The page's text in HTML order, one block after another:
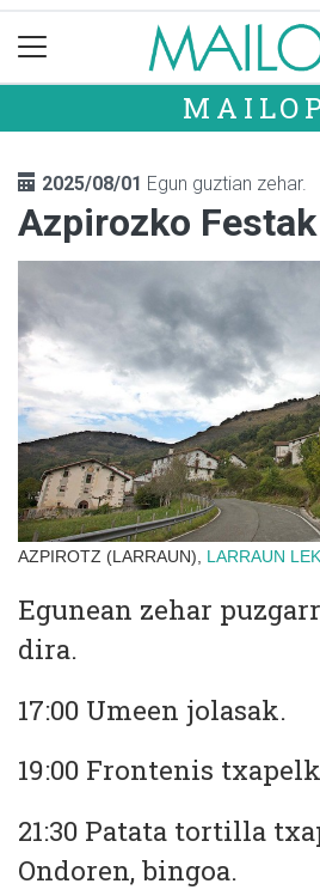
2025/08/01 Egun guztian zehar.
Azpirozko Festak
AZPIROTZ (LARRAUN), LARRAUN
Egunean zehar
dira.
17:00 Umeen jolasak.
19:00 Frontenis
21:30 Patata tortilla
Ondoren, bingoa.